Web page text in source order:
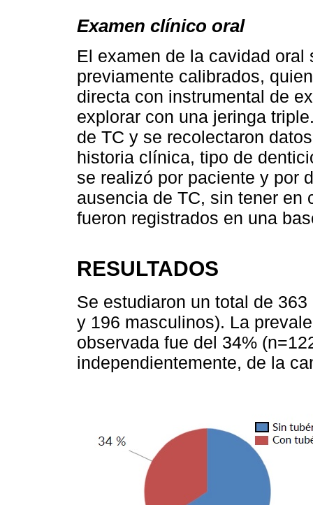
Examen clínico oral
El examen de la cavidad
previamente calibrados,
directa con instrumental de
explorar con una jeringa
de TC y se recolectaron
historia clínica, tipo de
se realizó por paciente y por
ausencia de TC, sin tener en
fueron registrados en una
RESULTADOS
Se estudiaron un total de
y 196 masculinos). La
observada fue del 34%
independientemente, de la